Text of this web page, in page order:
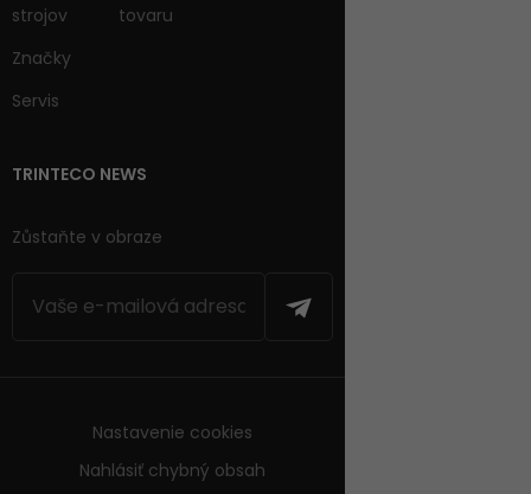
strojov
Značky
Servis
tovaru
TRINTECO NEWS
Zůstaňte v obraze
Nastavenie cookies
Nahlásiť chybný obsah